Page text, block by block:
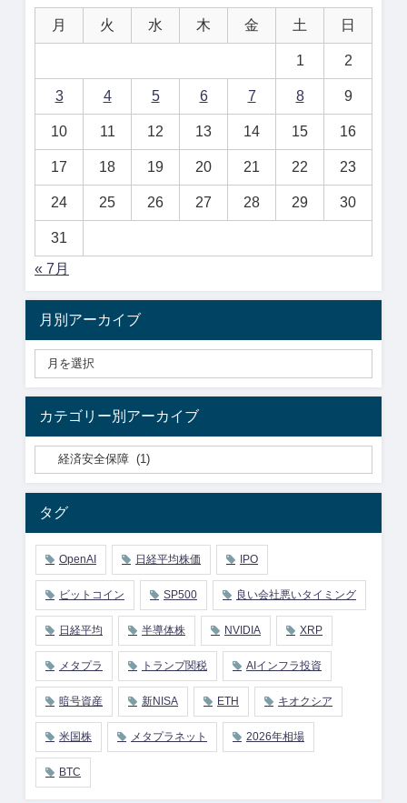
月 火 水 木 金 土 日
1 2
3 4 5 6 7 8 9
10 11 12 13 14 15 16
17 18 19 20 21 22 23
24 25 26 27 28 29 30
31
« 7月
月別アーカイブ
カテゴリー別アーカイブ
タグ
OpenAI 日経平均株価 IPO
ビットコイン SP500 良い会社悪いタイミング
日経平均 半導体株 NVIDIA XRP
メタプラ トランプ関税 AIインフラ投資
暗号資産 新NISA ETH キオクシア
米国株 メタプラネット 2026年相場
BTC